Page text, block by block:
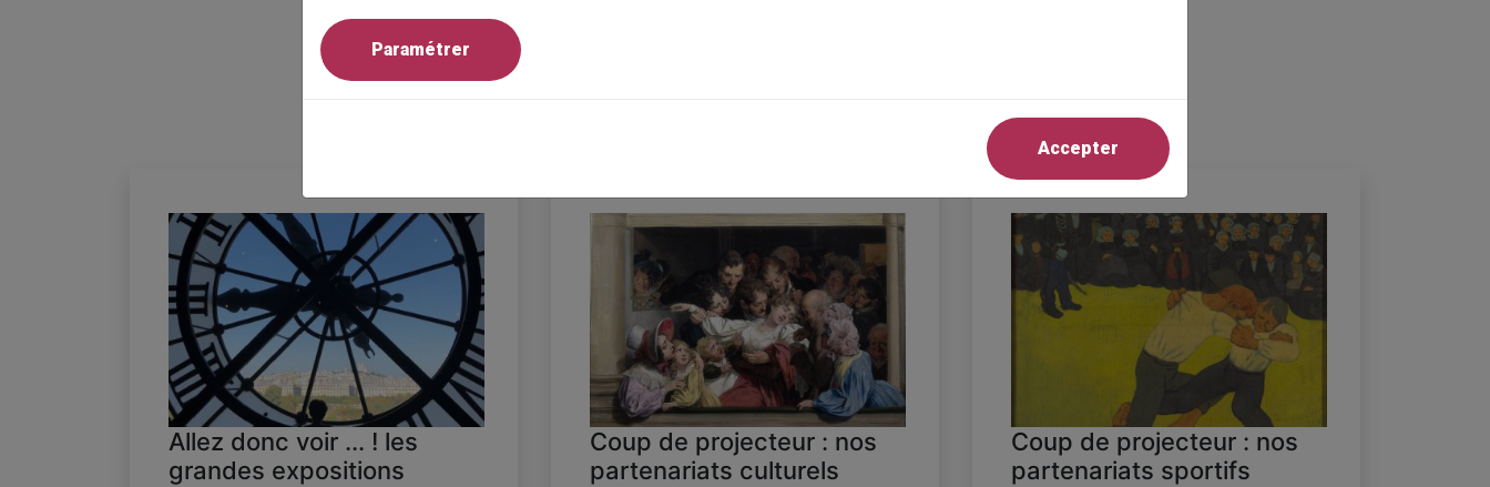
Allez donc voir ... ! les
grandes expositions
Coup de projecteur : nos
partenariats culturels
Coup de projecteur : nos
partenariats sportifs
Paramétrer
Accepter